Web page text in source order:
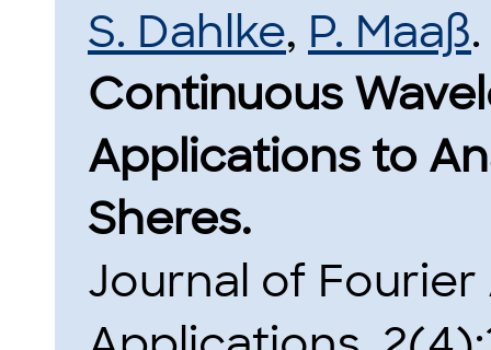
S. Dahlke, P. Maaß.
Continuous
Applications to
Sheres.
Journal of Fourier